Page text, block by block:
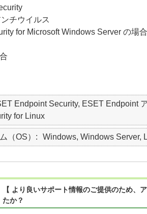
チウイルス
for Microsoft Windows Server の場合
Endpoint Security, ESET Endpoint
for Linux
（OS） Windows, Windows Server,
【 より良いサポート情報のご提供のため
たか？